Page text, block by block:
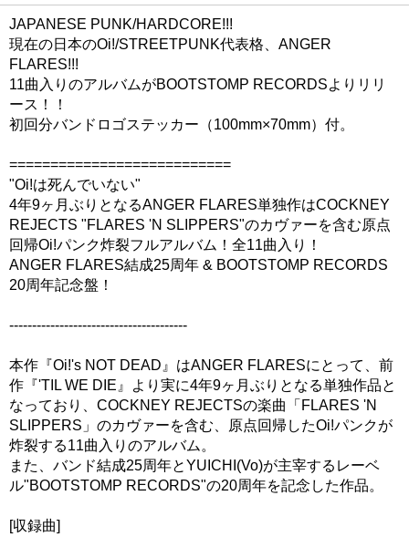
JAPANESE PUNK/HARDCORE!!!
現在の日本のOi!/STREETPUNK代表格、ANGER
FLARES!!!
11曲入りのアルバムがBOOTSTOMP RECORDSよりリリ
ース！！
初回分バンドロゴステッカー（100mm×70mm）付。
===========================
"Oi!は死んでいない"
4年9ヶ月ぶりとなるANGER FLARES単独作はCOCKNEY
REJECTS "FLARES 'N SLIPPERS"のカヴァーを含む原点
回帰Oi!パンク炸裂フルアルバム！全11曲入り！
ANGER FLARES結成25周年 & BOOTSTOMP RECORDS
20周年記念盤！
---------------------------------------
本作『Oi!'s NOT DEAD』はANGER FLARESにとって、前
作『'TIL WE DIE』より実に4年9ヶ月ぶりとなる単独作品と
なっており、COCKNEY REJECTSの楽曲「FLARES 'N
SLIPPERS」のカヴァーを含む、原点回帰したOi!パンクが
炸裂する11曲入りのアルバム。
また、バンド結成25周年とYUICHI(Vo)が主宰するレーベ
ル"BOOTSTOMP RECORDS"の20周年を記念した作品。
[収録曲]